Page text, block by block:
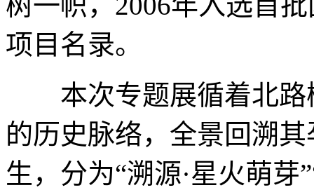
项目名录。
本次专题展循着北路
的历史脉络，全景回溯
生，分为“溯源·星火萌芽